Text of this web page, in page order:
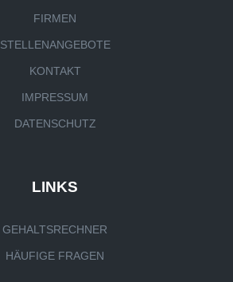
FIRMEN
STELLENANGEBOTE
KONTAKT
IMPRESSUM
DATENSCHUTZ
LINKS
GEHALTSRECHNER
HÄUFIGE FRAGEN